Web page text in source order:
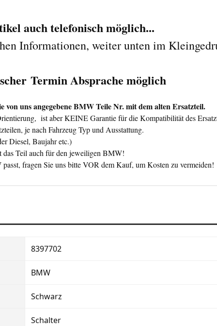
auch telefonisch möglich...
Informationen, weiter unten im
Termin Absprache möglich
uns angegebene BMW Teile Nr. mit dem alten Ersatzteil.
ist aber KEINE Garantie für die Kompatibilität des
je nach Fahrzeug Typ und Ausstattung.
Diesel, Baujahr etc.)
Teil auch für den jeweiligen BMW!
fragen Sie uns bitte VOR dem Kauf, um Kosten zu vermeiden!
8397702
BMW
Schwarz
Schalter